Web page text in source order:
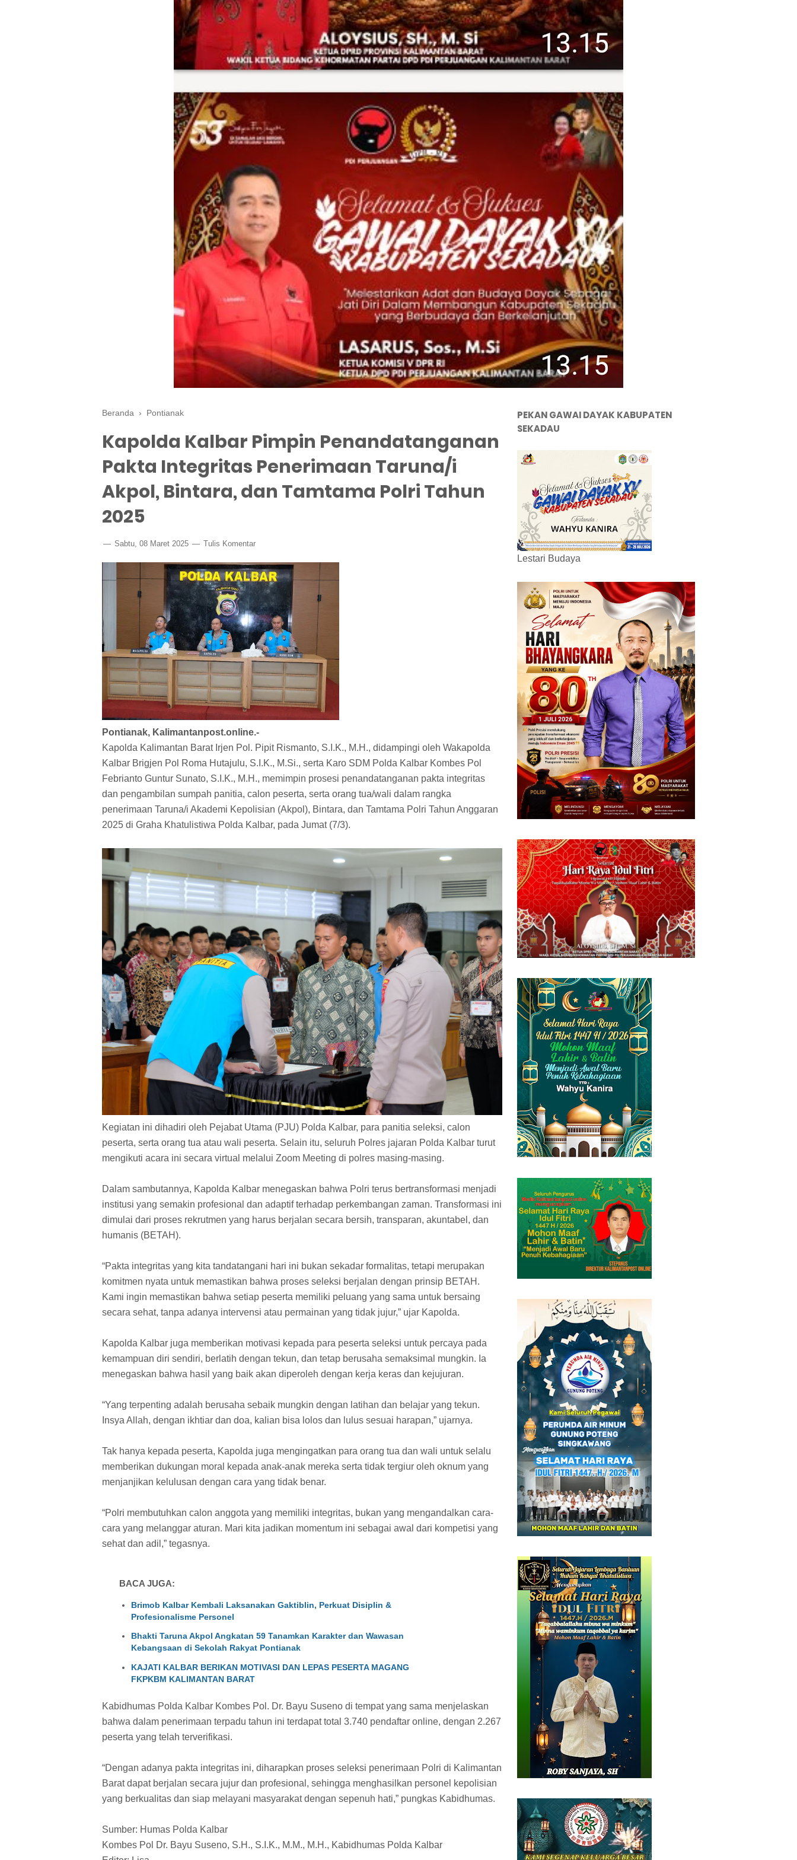
Beranda › Pontianak
Kapolda Kalbar Pimpin Penandatanganan
Pakta Integritas Penerimaan Taruna/i
Akpol, Bintara, dan Tamtama Polri Tahun
2025
Sabtu, 08 Maret 2025 Tulis Komentar
Pontianak, Kalimantanpost.online.-
Kapolda Kalimantan Barat Irjen Pol. Pipit Rismanto, S.I.K., M.H., didampingi oleh Wakapolda
Kalbar Brigjen Pol Roma Hutajulu, S.I.K., M.Si., serta Karo SDM Polda Kalbar Kombes Pol
Febrianto Guntur Sunato, S.I.K., M.H., memimpin prosesi penandatanganan pakta integritas
dan pengambilan sumpah panitia, calon peserta, serta orang tua/wali dalam rangka
penerimaan Taruna/i Akademi Kepolisian (Akpol), Bintara, dan Tamtama Polri Tahun Anggaran
2025 di Graha Khatulistiwa Polda Kalbar, pada Jumat (7/3).
Kegiatan ini dihadiri oleh Pejabat Utama (PJU) Polda Kalbar, para panitia seleksi, calon
peserta, serta orang tua atau wali peserta. Selain itu, seluruh Polres jajaran Polda Kalbar turut
mengikuti acara ini secara virtual melalui Zoom Meeting di polres masing-masing.
Dalam sambutannya, Kapolda Kalbar menegaskan bahwa Polri terus bertransformasi menjadi
institusi yang semakin profesional dan adaptif terhadap perkembangan zaman. Transformasi ini
dimulai dari proses rekrutmen yang harus berjalan secara bersih, transparan, akuntabel, dan
humanis (BETAH).
“Pakta integritas yang kita tandatangani hari ini bukan sekadar formalitas, tetapi merupakan
komitmen nyata untuk memastikan bahwa proses seleksi berjalan dengan prinsip BETAH.
Kami ingin memastikan bahwa setiap peserta memiliki peluang yang sama untuk bersaing
secara sehat, tanpa adanya intervensi atau permainan yang tidak jujur,” ujar Kapolda.
Kapolda Kalbar juga memberikan motivasi kepada para peserta seleksi untuk percaya pada
kemampuan diri sendiri, berlatih dengan tekun, dan tetap berusaha semaksimal mungkin. Ia
menegaskan bahwa hasil yang baik akan diperoleh dengan kerja keras dan kejujuran.
“Yang terpenting adalah berusaha sebaik mungkin dengan latihan dan belajar yang tekun.
Insya Allah, dengan ikhtiar dan doa, kalian bisa lolos dan lulus sesuai harapan,” ujarnya.
Tak hanya kepada peserta, Kapolda juga mengingatkan para orang tua dan wali untuk selalu
memberikan dukungan moral kepada anak-anak mereka serta tidak tergiur oleh oknum yang
menjanjikan kelulusan dengan cara yang tidak benar.
“Polri membutuhkan calon anggota yang memiliki integritas, bukan yang mengandalkan cara-
cara yang melanggar aturan. Mari kita jadikan momentum ini sebagai awal dari kompetisi yang
sehat dan adil,” tegasnya.
BACA JUGA:
Brimob Kalbar Kembali Laksanakan Gaktiblin, Perkuat Disiplin &
Profesionalisme Personel
Bhakti Taruna Akpol Angkatan 59 Tanamkan Karakter dan Wawasan
Kebangsaan di Sekolah Rakyat Pontianak
KAJATI KALBAR BERIKAN MOTIVASI DAN LEPAS PESERTA MAGANG
FKPKBM KALIMANTAN BARAT
Kabidhumas Polda Kalbar Kombes Pol. Dr. Bayu Suseno di tempat yang sama menjelaskan
bahwa dalam penerimaan terpadu tahun ini terdapat total 3.740 pendaftar online, dengan 2.267
peserta yang telah terverifikasi.
“Dengan adanya pakta integritas ini, diharapkan proses seleksi penerimaan Polri di Kalimantan
Barat dapat berjalan secara jujur dan profesional, sehingga menghasilkan personel kepolisian
yang berkualitas dan siap melayani masyarakat dengan sepenuh hati,” pungkas Kabidhumas.
Sumber: Humas Polda Kalbar
Kombes Pol Dr. Bayu Suseno, S.H., S.I.K., M.M., M.H., Kabidhumas Polda Kalbar
PEKAN GAWAI DAYAK KABUPATEN
SEKADAU
Lestari Budaya